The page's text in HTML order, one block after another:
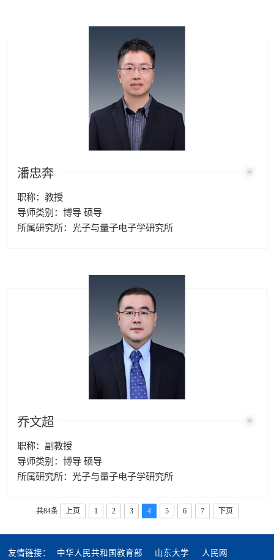
潘忠奔
职称：教授
导师类别：博导 硕导
所属研究所：光子与量子电子学研究所
乔文超
职称：副教授
导师类别：博导 硕导
所属研究所：光子与量子电子学研究所
共84条 上页 1 2 3 4 5 6 7 下页
友情链接： 中华人民共和国教育部 山东大学 人民网